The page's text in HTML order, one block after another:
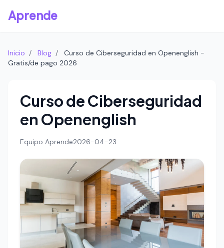
Aprende
Inicio / Blog /
Curso de Ciberseguridad en Openenglish -
Gratis/de pago 2026
Curso de Ciberseguridad
en Openenglish
Equipo Aprende2026-04-23